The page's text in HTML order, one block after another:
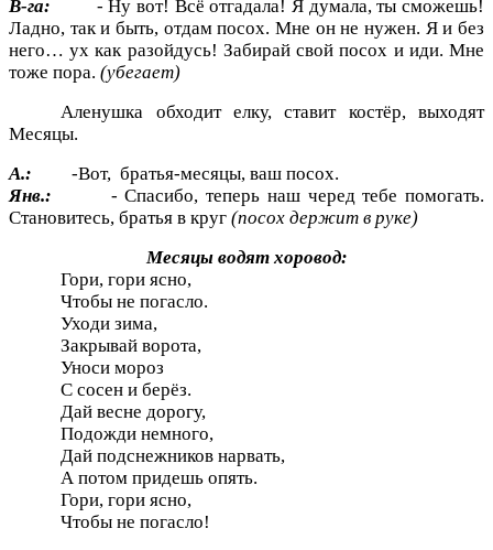
В-га: - Ну вот! Всё отгадала! Я думала, ты сможешь!
Ладно, так и быть, отдам посох. Мне он не нужен. Я и без
него… ух как разойдусь! Забирай свой посох и иди. Мне
тоже пора. (убегает)
Аленушка обходит елку, ставит костёр, выходят
Месяцы.
А.: -Вот, братья-месяцы, ваш посох.
Янв.: - Спасибо, теперь наш черед тебе помогать.
Становитесь, братья в круг (посох держит в руке)
Месяцы водят хоровод:
Гори, гори ясно,
Чтобы не погасло.
Уходи зима,
Закрывай ворота,
Уноси мороз
С сосен и берёз.
Дай весне дорогу,
Подожди немного,
Дай подснежников нарвать,
А потом придешь опять.
Гори, гори ясно,
Чтобы не погасло!